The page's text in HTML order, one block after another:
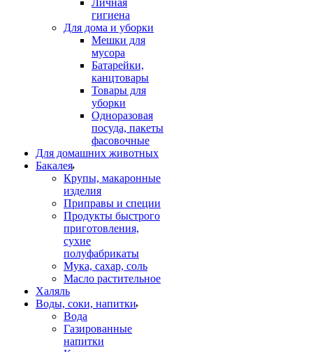
Личная
гигиена
Для дома и уборки
Мешки для
мусора
Батарейки,
канцтовары
Товары для
уборки
Одноразовая
посуда, пакеты
фасовочные
Для домашних животных
Бакалея
Крупы, макаронные
изделия
Приправы и специи
Продукты быстрого
приготовления,
сухие
полуфабрикаты
Мука, сахар, соль
Масло растительное
Халяль
Воды, соки, напитки
Вода
Газированные
напитки